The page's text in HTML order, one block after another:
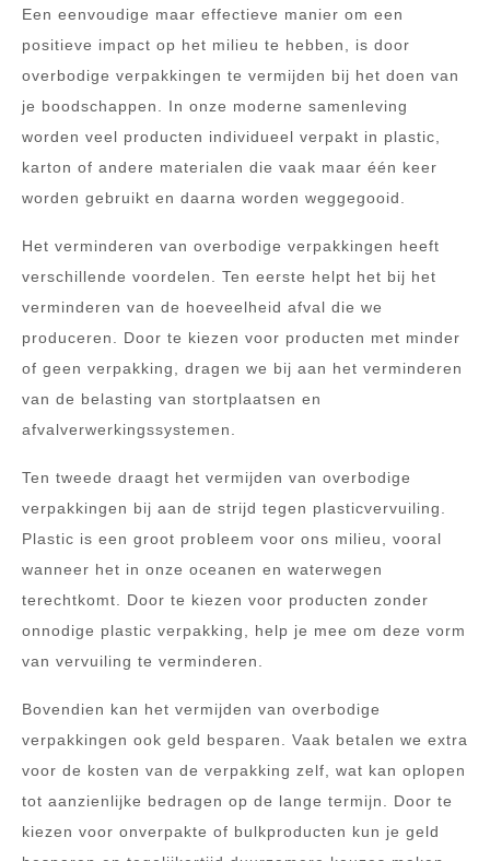
Een eenvoudige maar effectieve manier om een
positieve impact op het milieu te hebben, is door
overbodige verpakkingen te vermijden bij het doen van
je boodschappen. In onze moderne samenleving
worden veel producten individueel verpakt in plastic,
karton of andere materialen die vaak maar één keer
worden gebruikt en daarna worden weggegooid.
Het verminderen van overbodige verpakkingen heeft
verschillende voordelen. Ten eerste helpt het bij het
verminderen van de hoeveelheid afval die we
produceren. Door te kiezen voor producten met minder
of geen verpakking, dragen we bij aan het verminderen
van de belasting van stortplaatsen en
afvalverwerkingssystemen.
Ten tweede draagt het vermijden van overbodige
verpakkingen bij aan de strijd tegen plasticvervuiling.
Plastic is een groot probleem voor ons milieu, vooral
wanneer het in onze oceanen en waterwegen
terechtkomt. Door te kiezen voor producten zonder
onnodige plastic verpakking, help je mee om deze vorm
van vervuiling te verminderen.
Bovendien kan het vermijden van overbodige
verpakkingen ook geld besparen. Vaak betalen we extra
voor de kosten van de verpakking zelf, wat kan oplopen
tot aanzienlijke bedragen op de lange termijn. Door te
kiezen voor onverpakte of bulkproducten kun je geld